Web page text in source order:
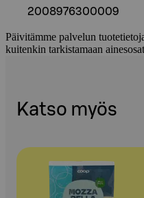
2008976300009
Päivitämme palvelun
kuitenkin tarkistamaan
Katso myös